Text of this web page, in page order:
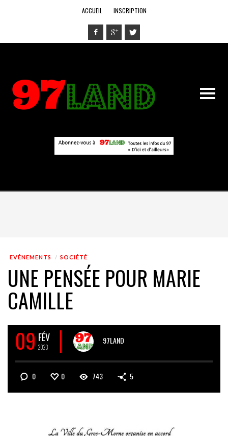
ACCUEIL INSCRIPTION
EVÉNEMENTS SOCIÉTÉ
UNE PENSÉE POUR MARIE
CAMILLE
09 FÉV
2023
97LAND
0 0 743 5